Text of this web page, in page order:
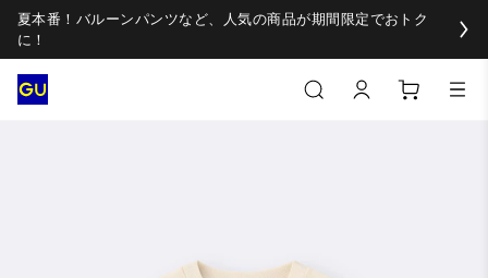
夏本番！バルーンパンツなど、人気の商品が期間限定でおトク
に！